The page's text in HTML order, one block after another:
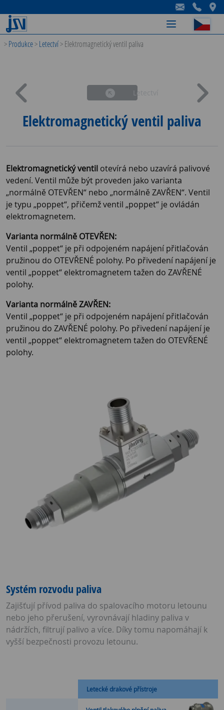
-
-
-
>Produkce>Letectví>Elektromagnetický ventil paliva
Letectví
Elektromagnetický ventil paliva
Elektromagnetický ventil otevírá nebo uzavírá palivové
vedení. Ventil může být proveden jako varianta
„normálně OTEVŘEN“ nebo „normálně ZAVŘEN“. Ventil
je typu „poppet“, přičemž ventil „poppet“ je ovládán
elektromagnetem.
Varianta normálně OTEVŘEN:
Ventil „poppet“ je při odpojeném napájení přitlačován
pružinou do OTEVŘENÉ polohy. Po přivedení napájení je
ventil „poppet“ elektromagnetem tažen do ZAVŘENÉ
polohy.
Varianta normálně ZAVŘEN:
Ventil „poppet“ je při odpojeném napájení přitlačován
pružinou do ZAVŘENÉ polohy. Po přivedení napájení je
ventil „poppet“ elektromagnetem tažen do OTEVŘENÉ
polohy.
Systém rozvodu paliva
Zajišťují přívod paliva do spalovacího motoru letounu
nebo jeho přerušení, vyrovnávají hladiny paliva v
nádržích, filtrují palivo a více. Díky tomu napomáhají k
vyšší bezpečnosti provozu letounu.
Letecké drakové přístroje